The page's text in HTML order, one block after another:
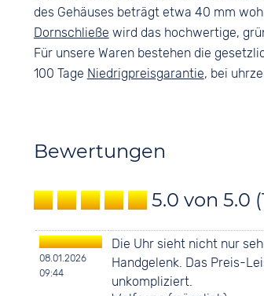
des Gehäuses beträgt etwa 40 mm
Dornschließe wird das hochwertige,
Für unsere Waren bestehen die
100 Tage Niedrigpreisgarantie, bei
Bewertungen
5.0 von 5.0
08.01.2026
09:44
Die Uhr sieht nicht nur
Handgelenk. Das Preis-
unkompliziert.